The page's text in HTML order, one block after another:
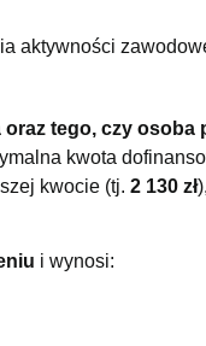
aktywności
tego, czy osoba
kwota
kwocie (tj. 2 130 zł
i wynosi: